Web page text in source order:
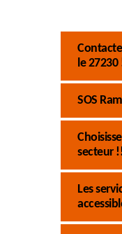
le 27230
SOS
secteur
Les